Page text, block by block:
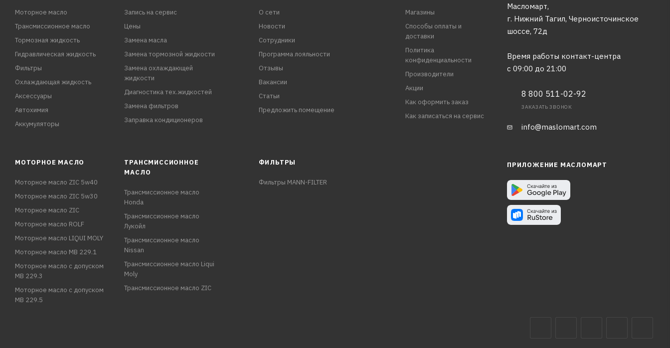
Моторное масло
Трансмиссионное масло
Тормозная жидкость
Гидравлическая жидкость
Фильтры
Охлаждающая жидкость
Аксессуары
Автохимия
Аккумуляторы
Запись на сервис
Цены
Замена масла
Замена тормозной жидкости
Замена охлаждающей
жидкости
Диагностика тех.жидкостей
Замена фильтров
Заправка кондиционеров
О сети
Новости
Сотрудники
Программа лояльности
Отзывы
Вакансии
Статьи
Предложить помещение
Магазины
Способы оплаты и
доставки
Политика
конфиденциальности
Производители
Акции
Как оформить заказ
Как записаться на сервис
Масломарт,
г. Нижний Тагил, Черноисточинское
шоссе, 72д
Время работы контакт-центра
с 09:00 до 21:00
8 800 511-02-92
ЗАКАЗАТЬ ЗВОНОК
info@maslomart.com
МОТОРНОЕ МАСЛО
Моторное масло ZIC 5w40
Моторное масло ZIC 5w30
Моторное масло ZIC
Моторное масло ROLF
Моторное масло LIQUI MOLY
Моторное масло MB 229.1
Моторное масло с допуском
MB 229.3
Моторное масло с допуском
MB 229.5
ТРАНСМИССИОННОЕ
МАСЛО
Трансмиссионное масло
Honda
Трансмиссионное масло
Лукойл
Трансмиссионное масло
Nissan
Трансмиссионное масло Liqui
Moly
Трансмиссионное масло ZIC
ФИЛЬТРЫ
Фильтры MANN-FILTER
ПРИЛОЖЕНИЕ МАСЛОМАРТ